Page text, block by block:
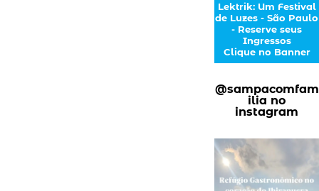
Lektrik: Um Festival
de Luzes - São Paulo
- Reserve seus
Ingressos
Clique no Banner
@sampacomfam
ilia no
instagram